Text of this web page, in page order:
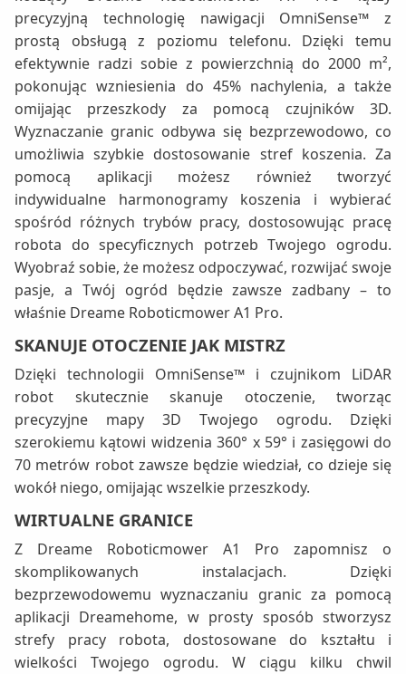
precyzyjną technologię nawigacji OmniSense™ z
prostą obsługą z poziomu telefonu. Dzięki temu
efektywnie radzi sobie z powierzchnią do 2000 m²,
pokonując wzniesienia do 45% nachylenia, a także
omijając przeszkody za pomocą czujników 3D.
Wyznaczanie granic odbywa się bezprzewodowo, co
umożliwia szybkie dostosowanie stref koszenia. Za
pomocą aplikacji możesz również tworzyć
indywidualne harmonogramy koszenia i wybierać
spośród różnych trybów pracy, dostosowując pracę
robota do specyficznych potrzeb Twojego ogrodu.
Wyobraź sobie, że możesz odpoczywać, rozwijać swoje
pasje, a Twój ogród będzie zawsze zadbany – to
właśnie Dreame Roboticmower A1 Pro.
SKANUJE OTOCZENIE JAK MISTRZ
Dzięki technologii OmniSense™ i czujnikom LiDAR
robot skutecznie skanuje otoczenie, tworząc
precyzyjne mapy 3D Twojego ogrodu. Dzięki
szerokiemu kątowi widzenia 360° x 59° i zasięgowi do
70 metrów robot zawsze będzie wiedział, co dzieje się
wokół niego, omijając wszelkie przeszkody.
WIRTUALNE GRANICE
Z Dreame Roboticmower A1 Pro zapomnisz o
skomplikowanych instalacjach. Dzięki
bezprzewodowemu wyznaczaniu granic za pomocą
aplikacji Dreamehome, w prosty sposób stworzysz
strefy pracy robota, dostosowane do kształtu i
wielkości Twojego ogrodu. W ciągu kilku chwil